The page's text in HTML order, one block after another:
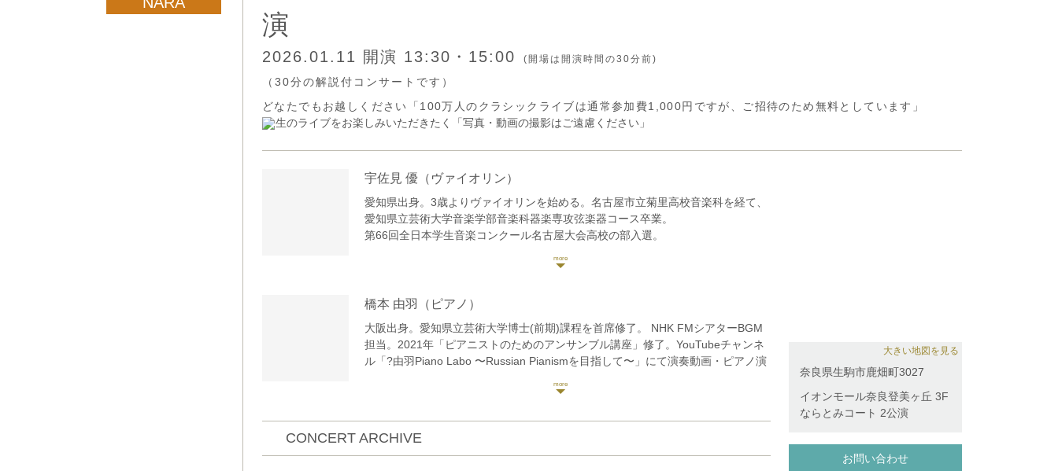
演
2026.01.11 開演 13:30・15:00 (開場は開演時間の30分前)
（30分の解説付コンサートです）
どなたでもお越しください「100万人のクラシックライブは通常参加費1,000円ですが、ご招待のため無料としています」
生のライブをお楽しみいただきたく「写真・動画の撮影はご遠慮ください」
宇佐見 優 （ヴァイオリン）
愛知県出身。3歳よりヴァイオリンを始める。名古屋市立菊里高校音楽科を経て、
愛知県立芸術大学音楽学部音楽科器楽専攻弦楽器コース卒業。
第66回全日本学生音楽コンクール名古屋大会高校の部入選。
シュ、百武由紀の各氏のマスタークラスを受講。
これまでにヴァイオリンを花井晶子、森下陽子、沼田園子、白石禮子の各氏に、
現在ヴァイオリン、ヴィオラ奏者として室内楽、レコーディング、オーケストラ
などでの演奏を行なっている。
一般社団法人アマービレフィルハーモニー管弦楽団アソシエイトプレイヤー。
橋本 由羽 （ピアノ）
大阪出身。愛知県立芸術大学博士(前期)課程を首席修了。 NHK FMシアターBGM
担当。2021年「ピアニストのためのアンサンブル講座」修了。YouTubeチャンネ
ル「?由羽Piano Labo 〜Russian Pianismを目指して〜」にて演奏動画・ピアノ演
クラシック音楽の魅力を、多彩な音色とトークで伝えます。
CONCERT ARCHIVE
大きい地図を見る
奈良県生駒市鹿畑町3027
イオンモール奈良登美ヶ丘 3F
ならとみコート 2公演
お問い合わせ